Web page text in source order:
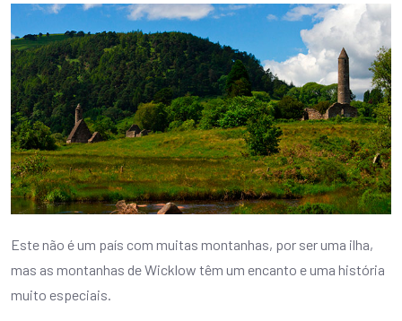
Este não é um país com muitas montanhas, por ser uma ilha,
mas as montanhas de Wicklow têm um encanto e uma história
muito especiais.